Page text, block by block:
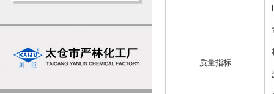
质量指标